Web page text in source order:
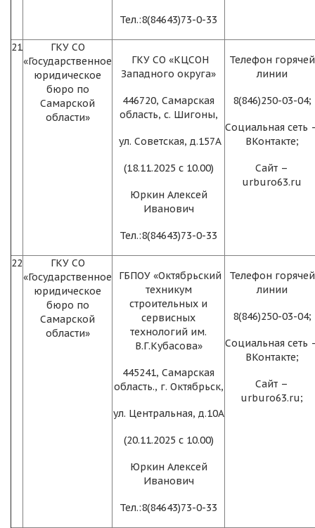
Тел.:8(84643)73-0-33
21
ГКУ СО
«Государственное
юридическое
бюро по
Самарской
области»
ГКУ СО «КЦСОН
Западного округа»
446720, Самарская
область, с. Шигоны,
ул. Советская, д.157А
(18.11.2025 с 10.00)
Юркин Алексей
Иванович
Тел.:8(84643)73-0-33
Телефон горячей
линии
8(846)250-03-04;
Социальная сеть
ВКонтакте;
Сайт –
urburo63.ru
22
ГКУ СО
«Государственное
юридическое
бюро по
Самарской
области»
ГБПОУ «Октябрьский
техникум
строительных и
сервисных
технологий им.
В.Г.Кубасова»
445241, Самарская
область., г. Октябрьск,
ул. Центральная, д.10А
(20.11.2025 с 10.00)
Юркин Алексей
Иванович
Тел.:8(84643)73-0-33
Телефон горячей
линии
8(846)250-03-04;
Социальная сеть
ВКонтакте;
Сайт –
urburo63.ru;